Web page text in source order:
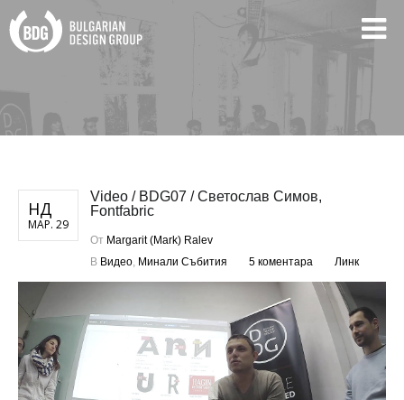
НД
МАР. 29
Video / BDG07 / Светослав Симов,
Fontfabric
От Margarit (Mark) Ralev
В Видео, Минали Събития 5 коментара Линк